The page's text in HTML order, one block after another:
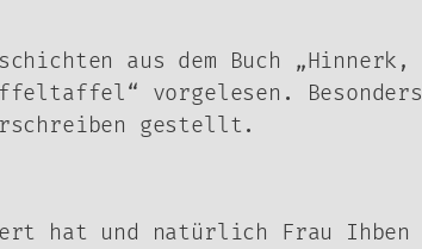
aus dem Buch „Hinnerk,
vorgelesen.
gestellt.
hat und natürlich Frau